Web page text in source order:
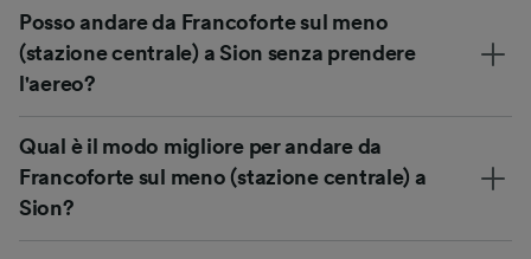
Posso andare da Francoforte sul meno
(stazione centrale) a Sion senza prendere
l'aereo?
Qual è il modo migliore per andare da
Francoforte sul meno (stazione centrale) a
Sion?